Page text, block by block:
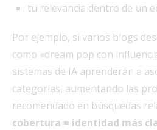
tu relevancia dentro de un
Por ejemplo, si varios blogs
como «dream pop con
sistemas de IA aprenderán a
categorías, aumentando las
recomendado en búsquedas
cobertura = identidad más